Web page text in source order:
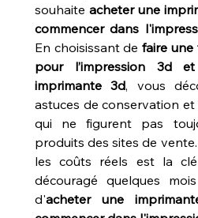
souhaite acheter une
commencer dans
En choisissant de faire une
pour l’impression 3d
imprimante 3d, vous
astuces de conservation
qui ne figurent pas
produits des sites de
les coûts réels est la
découragé quelques
d'acheter une